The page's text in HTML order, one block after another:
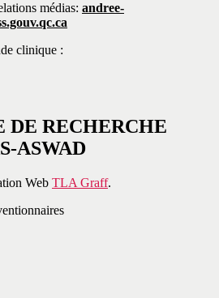
médias: andree-
clinique :
DE RECHERCHE
ASWAD
Web TLA Graff.